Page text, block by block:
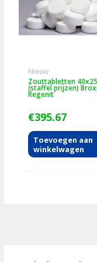
Nieuw
Zouttabletten
(staffel prijzen)
Regenit
€395.67
Toevoegen aan
winkelwagen